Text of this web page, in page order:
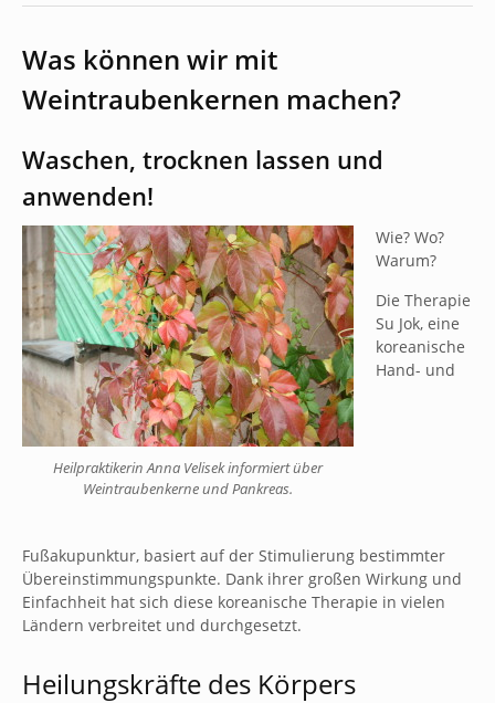
Was können wir mit
Weintraubenkernen machen?
Waschen, trocknen lassen und
anwenden!
Heilpraktikerin Anna Velisek informiert über
Weintraubenkerne und Pankreas.
Wie? Wo?
Warum?
Die Therapie
Su Jok, eine
koreanische
Hand- und
Fußakupunktur, basiert auf der Stimulierung bestimmter
Übereinstimmungspunkte. Dank ihrer großen Wirkung und
Einfachheit hat sich diese koreanische Therapie in vielen
Ländern verbreitet und durchgesetzt.
Heilungskräfte des Körpers